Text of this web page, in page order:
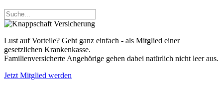
Lust auf Vorteile? Geht ganz einfach - als Mitglied einer
gesetzlichen Krankenkasse.
Familienversicherte Angehörige gehen dabei natürlich nicht leer aus.
Jetzt Mitglied werden